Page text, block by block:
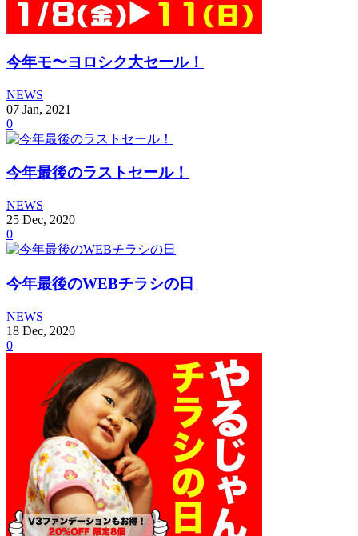
今年モ〜ヨロシク大セール！
NEWS
07 Jan, 2021
0
今年最後のラストセール！
NEWS
25 Dec, 2020
0
今年最後のWEBチラシの日
NEWS
18 Dec, 2020
0